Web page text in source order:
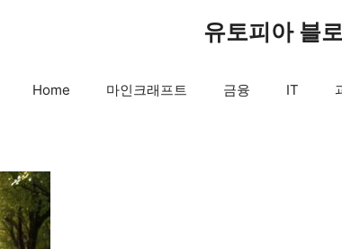
유토피아 블
Home 마인크래프트 금융 IT